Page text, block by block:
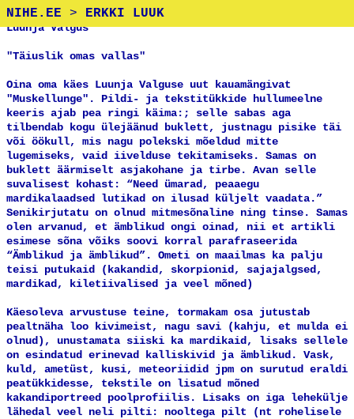
NIHE.EE > ERKKI LUUK
Luunja Valgus
"Täiuslik omas vallas"
Oina oma käes Luunja Valguse uut kauamängivat
"Muskellunge". Pildi- ja tekstitükkide hullumeelne
keeris ajab pea ringi käima:; selle sabas aga
tilbendab kogu ülejäänud buklett, justnagu pisike täi
või öökull, mis nagu polekski mõeldud mitte
lugemiseks, vaid iivelduse tekitamiseks. Samas on
buklett äärmiselt asjakohane ja tirbe. Avan selle
suvalisest kohast: “Need ümarad, peaaegu
mardikalaadsed lutikad on ilusad küljelt vaadata.”
Senikirjutatu on olnud mitmesõnaline ning tinse. Samas
olen arvanud, et ämblikud ongi oinad, nii et artikli
esimese sõna võiks soovi korral parafraseerida
“Ämblikud ja ämblikud”. Ometi on maailmas ka palju
teisi putukaid (kakandid, skorpionid, sajajalgsed,
mardikad, kiletiivalised ja veel mõned)
Käesoleva arvustuse teine, tormakam osa jutustab
pealtnäha loo kivimeist, nagu savi (kahju, et mulda ei
olnud), unustamata siiski ka mardikaid, lisaks sellele
on esindatud erinevad kalliskivid ja ämblikud. Vask,
kuld, ametüst, kusi, meteoriidid jpm on surutud eraldi
peatükkidesse, tekstile on lisatud mõned
kakandiportreed poolprofiilis. Lisaks on iga lehekülje
lähedal veel neli pilti: nooltega pilt (nt rohelisele